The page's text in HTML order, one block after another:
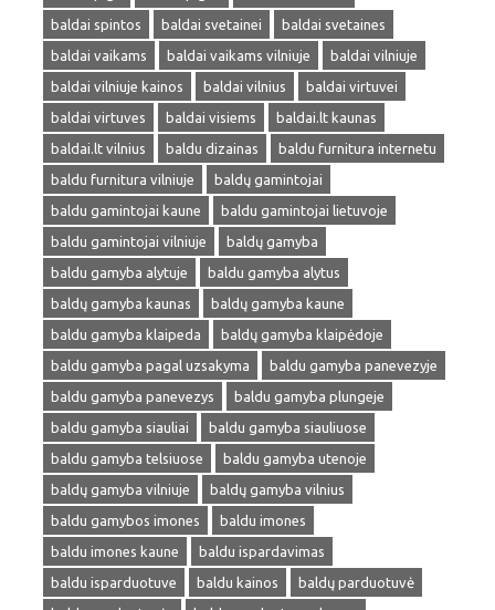
baldai spintos
baldai svetainei
baldai svetaines
baldai vaikams
baldai vaikams vilniuje
baldai vilniuje
baldai vilniuje kainos
baldai vilnius
baldai virtuvei
baldai virtuves
baldai visiems
baldai.lt kaunas
baldai.lt vilnius
baldu dizainas
baldu furnitura internetu
baldu furnitura vilniuje
baldų gamintojai
baldu gamintojai kaune
baldu gamintojai lietuvoje
baldu gamintojai vilniuje
baldų gamyba
baldu gamyba alytuje
baldu gamyba alytus
baldų gamyba kaunas
baldų gamyba kaune
baldu gamyba klaipeda
baldų gamyba klaipėdoje
baldu gamyba pagal uzsakyma
baldu gamyba panevezyje
baldu gamyba panevezys
baldu gamyba plungeje
baldu gamyba siauliai
baldu gamyba siauliuose
baldu gamyba telsiuose
baldu gamyba utenoje
baldų gamyba vilniuje
baldų gamyba vilnius
baldu gamybos imones
baldu imones
baldu imones kaune
baldu ispardavimas
baldu isparduotuve
baldu kainos
baldų parduotuvė